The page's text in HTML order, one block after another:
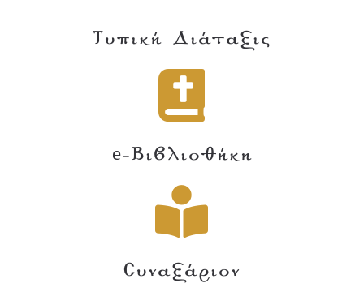
Τυπική Διάταξις
e-Βιβλιοθήκη
Συναξάριον